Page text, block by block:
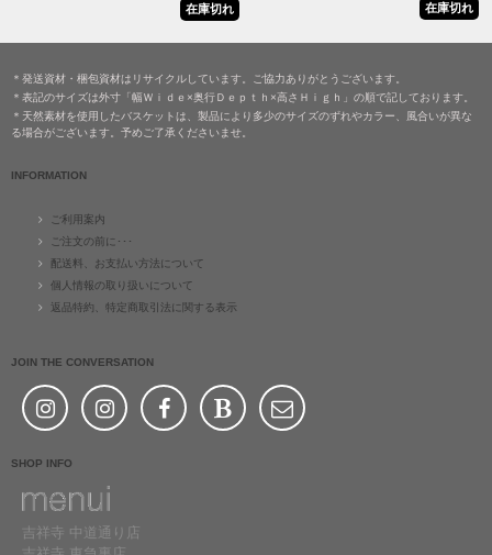
在庫切れ 在庫切れ
＊発送資材・梱包資材はリサイクルしています。ご協力ありがとうございます。
＊表記のサイズは外寸「幅Ｗｉｄｅ×奥行Ｄｅｐｔｈ×高さＨｉｇｈ」の順で記しております。
＊天然素材を使用したバスケットは、製品により多少のサイズのずれやカラー、風合いが異な
る場合がございます。予めご了承くださいませ。
INFORMATION
ご利用案内
ご注文の前に･･･
配送料、お支払い方法について
個人情報の取り扱いについて
返品特約、特定商取引法に関する表示
JOIN THE CONVERSATION
SHOP INFO
吉祥寺 中道通り店